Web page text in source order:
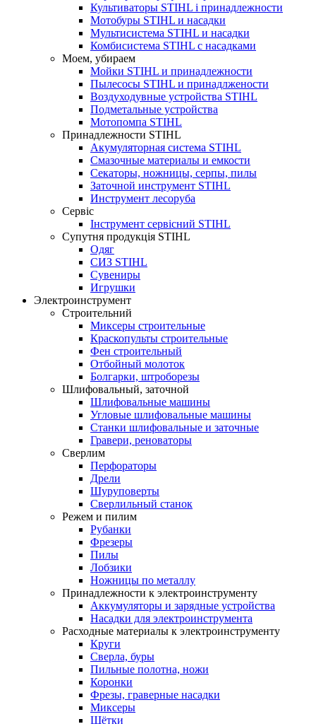
Культиваторы STIHL і принадлежности
Мотобуры STIHL и насадки
Мультисистема STIHL и насадки
Комбисистема STIHL с насадками
Моем, убираем
Мойки STIHL и принадлежности
Пылесосы STIHL и принадлжености
Воздуходувные устройства STIHL
Подметальные устройства
Мотопомпа STIHL
Принадлежности STIHL
Акумуляторная система STIHL
Смазочные материалы и емкости
Секаторы, ножницы, серпы, пилы
Заточной инструмент STIHL
Инструмент лесоруба
Сервіс
Інструмент сервісний STIHL
Супутня продукція STIHL
Одяг
CИЗ STIHL
Сувениры
Игрушки
Электроинструмент
Строительний
Миксеры строительные
Краскопульты строительные
Фен строительный
Отбойный молоток
Болгарки, штроборезы
Шлифовальный, заточной
Шлифовальные машины
Угловые шлифовальные машины
Станки шлифовальные и заточные
Гравери, реноваторы
Сверлим
Перфораторы
Дрели
Шуруповерты
Сверлильный станок
Режем и пилим
Рубанки
Фрезеры
Пилы
Лобзики
Ножницы по металлу
Принадлежности к электроинструменту
Аккумуляторы и зарядные устройства
Насадки для электроинструмента
Расходные материалы к электроинструменту
Круги
Сверла, буры
Пильные полотна, ножи
Коронки
Фрезы, граверные насадки
Миксеры
Щётки